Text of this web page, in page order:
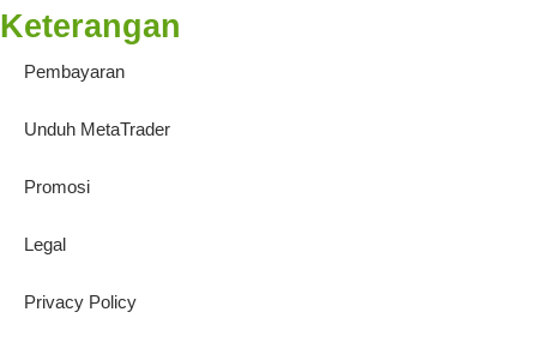
Keterangan
Pembayaran
Unduh MetaTrader
Promosi
Legal
Privacy Policy